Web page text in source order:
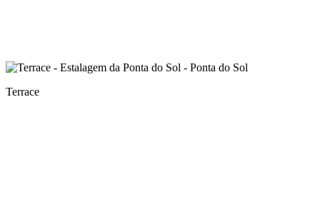
Terrace